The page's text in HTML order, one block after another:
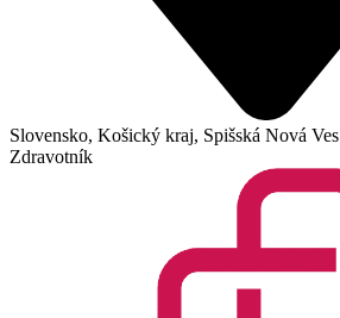
Slovensko, Košický kraj, Spišská Nová Ves
Zdravotník